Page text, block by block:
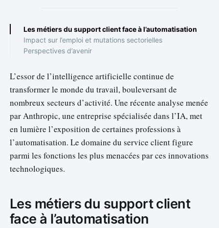
Les métiers du support client face à l’automatisation
Impact sur l’emploi et mutations sectorielles
Perspectives d’avenir
L’essor de l’intelligence artificielle continue de
transformer le monde du travail, bouleversant de
nombreux secteurs d’activité. Une récente analyse menée
par Anthropic, une entreprise spécialisée dans l’IA, met
en lumière l’exposition de certaines professions à
l’automatisation. Le domaine du service client figure
parmi les fonctions les plus menacées par ces innovations
technologiques.
Les métiers du support client
face à l’automatisation